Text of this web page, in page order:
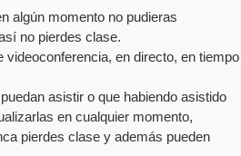
algún momento no pudieras
no pierdes clase.
videoconferencia, en directo, en tiempo
asistir o que habiendo asistido
en cualquier momento,
pierdes clase y además pueden